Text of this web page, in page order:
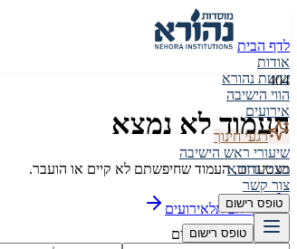
לדף הבית
אודות
שיטת נהורא
הווי הישיבה
אירועים
רגעי חינוך
שיעורי ראש הישיבה
בוגרי נהורא
צור קשר
טופס רישום
טופס רישום
404
העמוד לא נמצא
מצטערים, העמוד שחיפשתם לא קיים או הועבר.
לדף הביתלאירועים
הישארו מעודכנים